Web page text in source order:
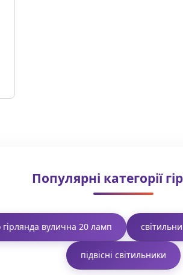
Популярні категорії
гірлянда вулична 20 ламп
підвісні світильники